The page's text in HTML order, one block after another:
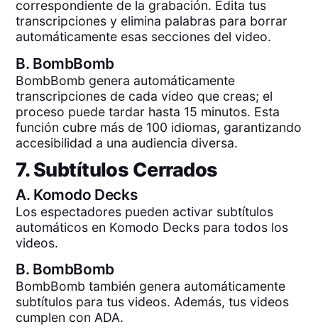
correspondiente de la grabación. Edita tus
transcripciones y elimina palabras para borrar
automáticamente esas secciones del video.
B. BombBomb
BombBomb genera automáticamente
transcripciones de cada video que creas; el
proceso puede tardar hasta 15 minutos. Esta
función cubre más de 100 idiomas, garantizando
accesibilidad a una audiencia diversa.
7. Subtítulos Cerrados
A. Komodo Decks
Los espectadores pueden activar subtítulos
automáticos en Komodo Decks para todos los
videos.
B. BombBomb
BombBomb también genera automáticamente
subtítulos para tus videos. Además, tus videos
cumplen con ADA.